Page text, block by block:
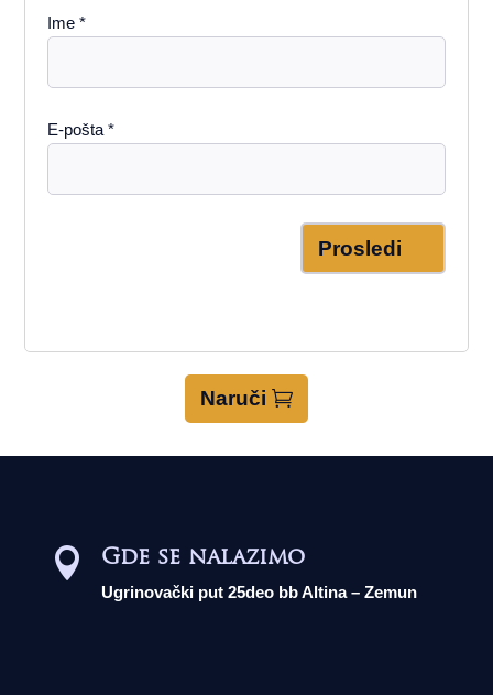
Ime*
E-pošta*
Prosledi
Naruči
 Gde se nalazimo
Ugrinovački put 25deo bb Altina – Zemun